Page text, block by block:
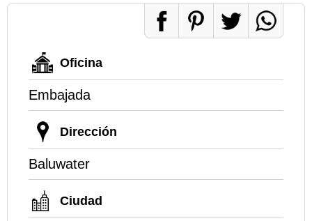
Oficina
Embajada
Dirección
Baluwater
Ciudad